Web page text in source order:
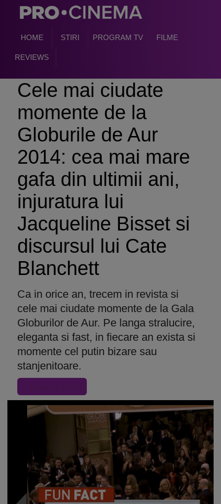
HOME STIRI PROGRAM TV FILME
REVIEWS
Cele mai ciudate
momente de la
Globurile de Aur
2014: cea mai mare
gafa din ultimii ani,
injuratura lui
Jacqueline Bisset si
discursul lui Cate
Blanchett
Ca in orice an, trecem in revista si
cele mai ciudate momente de la Gala
Globurilor de Aur. Pe langa stralucire,
eleganta si fast, in fiecare an exista si
momente cel putin bizare sau
stanjenitoare.